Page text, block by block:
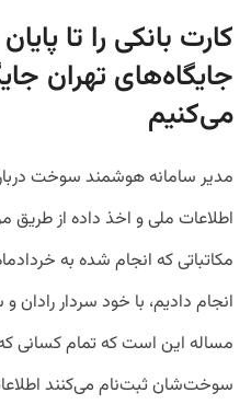
کارت بانکی را تا
جایگاه‌های تهران
می‌کنیم
مدیر سامانه هوشمند سوخت
اطلاعات ملی و اخذ داده از طریق
مکاتباتی که انجام شده به
انجام دادیم، با خود سردار رادان
مساله این است که تمام کسانی
سوخت‌شان ثبت‌نام می‌کنند